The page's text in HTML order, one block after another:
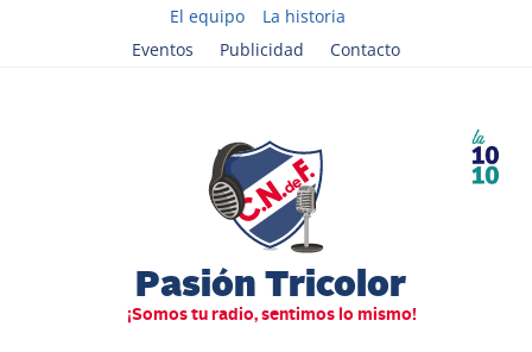
El equipo
La historia
Eventos
Publicidad Contacto